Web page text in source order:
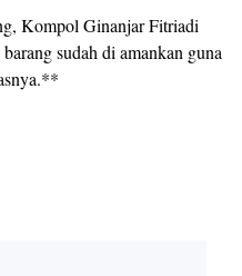
Kompol Ginanjar Fitriadi
sudah di amankan guna